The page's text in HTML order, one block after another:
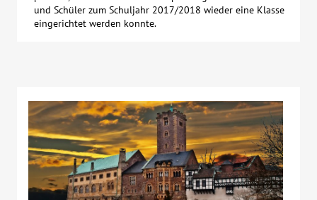
und Schüler zum Schuljahr 2017/2018 wieder eine Klasse
eingerichtet werden konnte.